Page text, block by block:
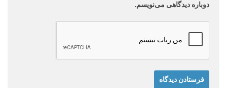
دوباره دیدگاهی می‌نویسم.